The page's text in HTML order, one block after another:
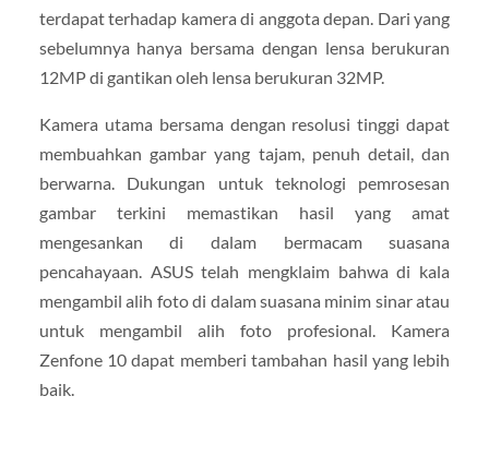
terdapat terhadap kamera di anggota depan. Dari yang
sebelumnya hanya bersama dengan lensa berukuran
12MP di gantikan oleh lensa berukuran 32MP.
Kamera utama bersama dengan resolusi tinggi dapat
membuahkan gambar yang tajam, penuh detail, dan
berwarna. Dukungan untuk teknologi pemrosesan
gambar terkini memastikan hasil yang amat
mengesankan di dalam bermacam suasana
pencahayaan. ASUS telah mengklaim bahwa di kala
mengambil alih foto di dalam suasana minim sinar atau
untuk mengambil alih foto profesional. Kamera
Zenfone 10 dapat memberi tambahan hasil yang lebih
baik.